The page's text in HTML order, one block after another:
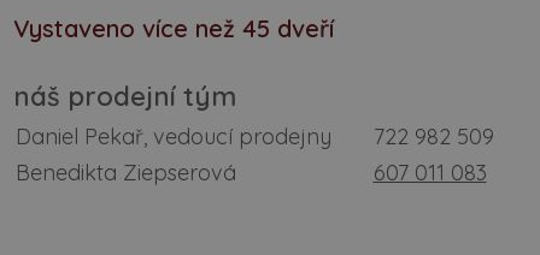
Vystaveno více než 45 dveří
náš prodejní tým
Daniel Pekař, vedoucí prodejny
722 982 509
Benedikta Ziepserová
607 011 083